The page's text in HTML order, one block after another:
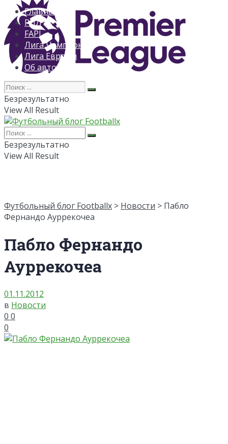
Главная
РПЛ
FAPL
Лига Чемпионов
Лига Европы
Об авторе
Безрезультатно
View All Result
Безрезультатно
View All Result
Футбольный блог Footballx > Новости > Пабло
Фернандо Ауррекочеа
Пабло Фернандо
Ауррекочеа
01.11.2012
в Новости
0 0
0